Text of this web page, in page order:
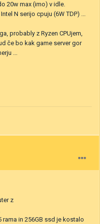
20w max (imo) v idle.
N serijo cpuju (6W TDP) ...
probably z Ryzen CPUjem,
če bo kak game server gor
...
z
rama in 256GB ssd je kostalo